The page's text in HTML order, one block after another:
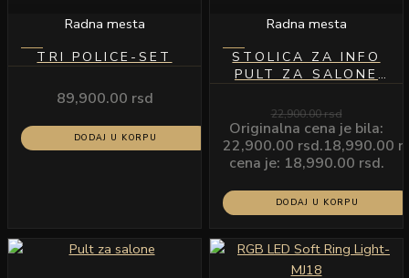
Radna mesta
TRI POLICE-SET
89,900.00 rsd
DODAJ U KORPU
Radna mesta
STOLICA ZA INFO
PULT ZA SALONE
22,900.00rsd
Originalna cena je bila:
22,900.00 rsd.18,990.00
cena je: 18,990.00 rsd.
DODAJ U KORPU